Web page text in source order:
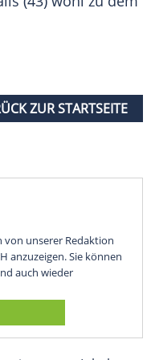
ZUR STARTSEITE
unserer Redaktion
anzuzeigen. Sie können
auch wieder